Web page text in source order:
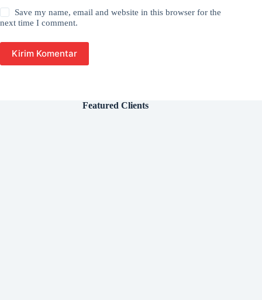
Save my name, email and website in this browser for the
next time I comment.
Kirim Komentar
Featured Clients